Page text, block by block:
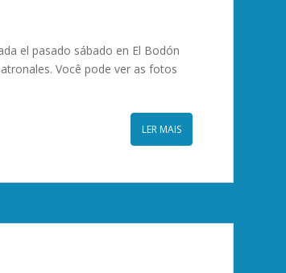
el pasado sábado en El Bodón
Você pode ver as fotos
LER MAIS